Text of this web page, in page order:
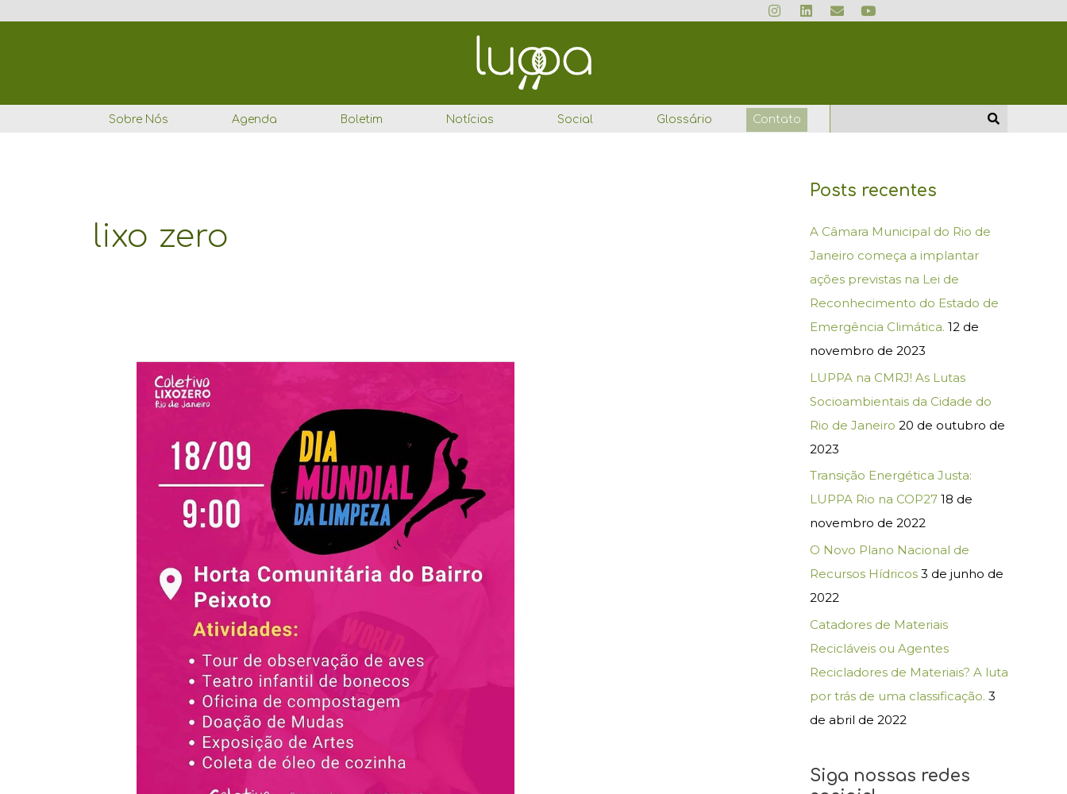
I
n
m
L
i
E
n
Y
o
Sobre Nós Agenda Boletim Notícias Social Glossário Contato
lixo zero
Posts recentes
A Câmara Municipal do Rio de
Janeiro começa a implantar
ações previstas na Lei de
Reconhecimento do Estado de
Emergência Climática. 12 de
novembro de 2023
LUPPA na CMRJ! As Lutas
Socioambientais da Cidade do
Rio de Janeiro 20 de outubro de
2023
Transição Energética Justa:
LUPPA Rio na COP27 18 de
novembro de 2022
O Novo Plano Nacional de
Recursos Hídricos 3 de junho de
2022
Catadores de Materiais
Recicláveis ou Agentes
Recicladores de Materiais? A luta
por trás de uma classificação. 3
de abril de 2022
Siga nossas redes